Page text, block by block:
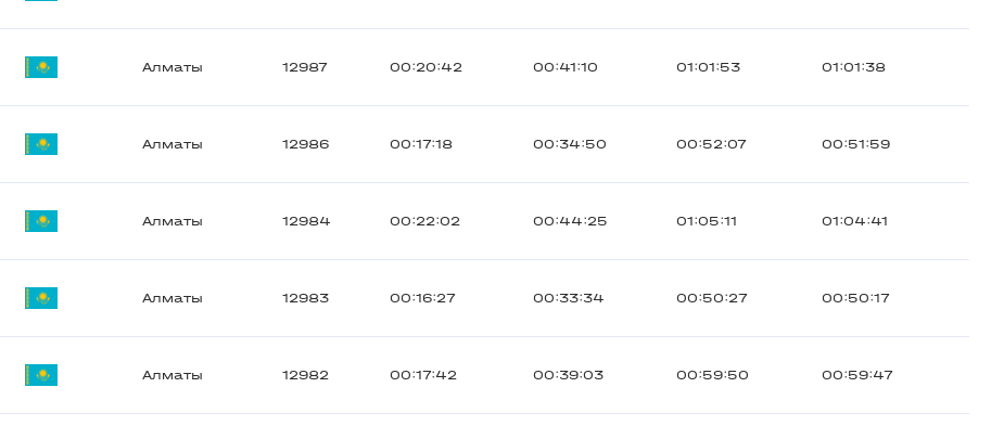
Алматы 12987 00:20:42 00:41:10 01:01:53 01:01:38
Алматы 12986 00:17:18 00:34:50 00:52:07 00:51:59
Алматы 12984 00:22:02 00:44:25 01:05:11 01:04:41
Алматы 12983 00:16:27 00:33:34 00:50:27 00:50:17
Алматы 12982 00:17:42 00:39:03 00:59:50 00:59:47